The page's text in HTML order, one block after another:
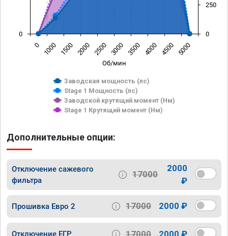
Об/мин
Заводская мощность (лс)
Stage 1 Мощность (лс)
Заводской крутящий момент (Нм)
Stage 1 Крутящий момент (Нм)
0 1000 1500 2000 2500 3000 3500 4000 4500 5000
0 0
250
Дополнительные опции:
Отключение сажевого
фильтра
17000
2000
₽
Прошивка Евро 2 17000 2000 ₽
Отключение ЕГР 17000 2000 ₽